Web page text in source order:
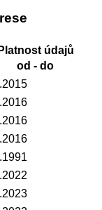
Platnost údajů
od - do